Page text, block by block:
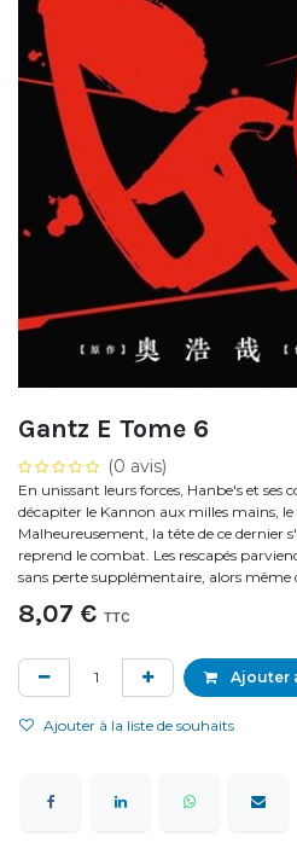
Gantz E Tome 6
(0 avis)
En unissant leurs forces, Hanbe's et
décapiter le Kannon aux milles mains,
Malheureusement, la tête de ce dernier
reprend le combat. Les rescapés
sans perte supplémentaire, alors même
8,07 € TTC
Ajouter
Ajouter à la liste de souhaits